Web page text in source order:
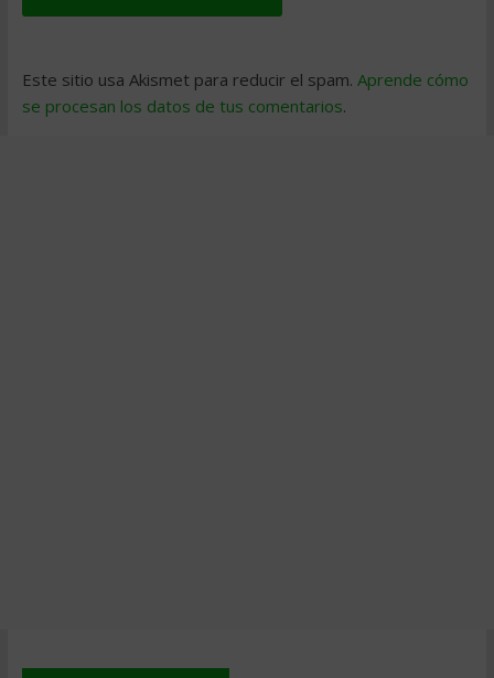
Este sitio usa Akismet para reducir el spam. Aprende cómo
se procesan los datos de tus comentarios.